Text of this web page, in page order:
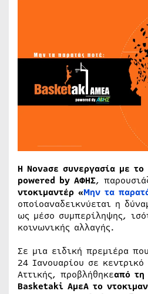
Η Novaσε συνεργασία με
powered by ΑΦΗΣ,
ντοκιμαντέρ «Μην τα
οποίοαναδεικνύεται η
ως μέσο συμπερίληψης,
κοινωνικής αλλαγής.
Σε μια ειδική πρεμιέρα
24 Ιανουαρίου σε κεντρικό
Αττικής, προβλήθηκεαπό τη
Basketaki AμεΑ το